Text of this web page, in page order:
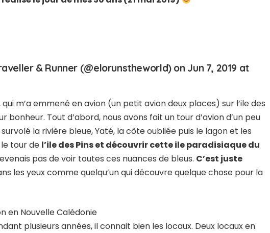
& Runner (@elorunstheworld) on Jun 7, 2019 at
m’a emmené en avion (un petit avion deux places) sur l’ile des
bonheur. Tout d’abord, nous avons fait un tour d’avion d’un peu
la rivière bleue, Yaté, la côte oubliée puis le lagon et les
tour de l’ile des Pins et découvrir cette ile paradisiaque du
pas de voir toutes ces nuances de bleus. C’est juste
les yeux comme quelqu’un qui découvre quelque chose pour la
en Nouvelle Calédonie
plusieurs années, il connait bien les locaux. Deux locaux en